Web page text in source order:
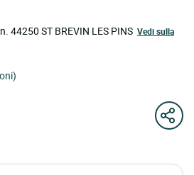
44250 ST BREVIN LES PINS Vedi sulla